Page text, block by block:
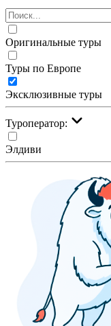
Оригинальные туры
Туры по Европе
Эксклюзивные туры
Туроператор:
Элдиви